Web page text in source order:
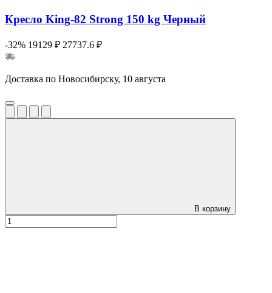
Кресло King-82 Strong 150 kg Черный
-32% 19129 ₽ 27737.6 ₽
Доставка по Новосибирску, 10 августа
В корзину